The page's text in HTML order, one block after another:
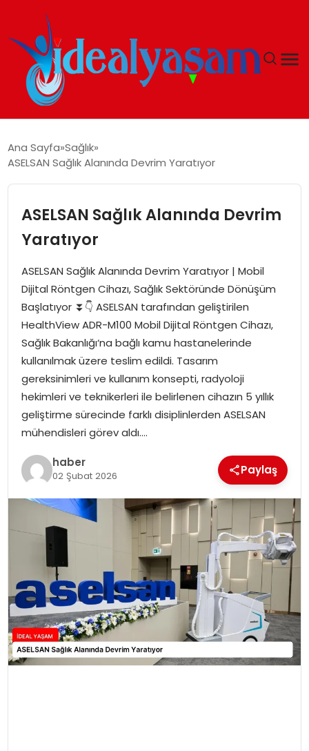
EKONOMI
İDEAL YAŞAM
İDEAL SPOR
YAŞAM
MAGAZIN
SAĞLIK
SOSYAL HABER
Ana Sayfa Sağlık
ASELSAN Sağlık Alanında Devrim Yaratıyor
ASELSAN Sağlık Alanında Devrim
Yaratıyor
ASELSAN Sağlık Alanında Devrim Yaratıyor | Mobil
Dijital Röntgen Cihazı, Sağlık Sektöründe Dönüşüm
Başlatıyor ⏬👇 ASELSAN tarafından geliştirilen
HealthView ADR-M100 Mobil Dijital Röntgen Cihazı,
Sağlık Bakanlığı‘na bağlı kamu hastanelerinde
kullanılmak üzere teslim edildi. Tasarım
gereksinimleri ve kullanım konsepti, radyoloji
hekimleri ve teknikerleri ile belirlenen cihazın 5 yıllık
geliştirme sürecinde farklı disiplinlerden ASELSAN
mühendisleri görev aldı….
haber
02 Şubat 2026 Paylaş